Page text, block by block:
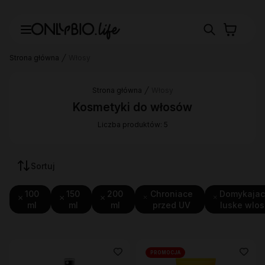
Strona główna
Strona główna
Kosmetyki do włosów
Liczba produktów: 5
Sortuj
100
ml
150
ml
200
ml
Chroniace
przed UV
luske
PROMOCJA